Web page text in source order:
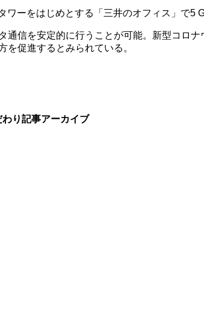
ワーをはじめとする「三井のオフィス」で5
信を安定的に行うことが可能。新型コロナ
促進するとみられている。
わり記事アーカイブ